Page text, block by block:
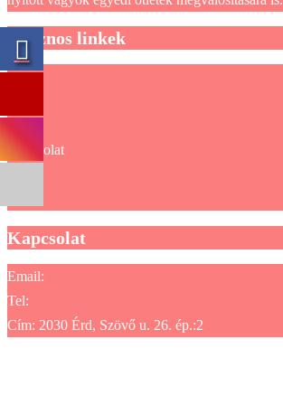
Hasznos linkek
Webshop
Kapcsolat
Kapcsolat
Email:
Tel:
Cím: 2030 Érd, Szövő u. 26. ép.:2